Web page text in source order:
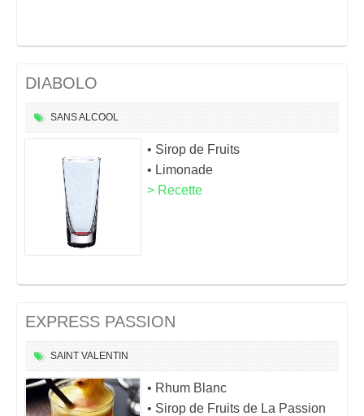
DIABOLO
SANS ALCOOL
• Sirop de Fruits
• Limonade
> Recette
EXPRESS PASSION
SAINT VALENTIN
• Rhum Blanc
• Sirop de Fruits de La Passion